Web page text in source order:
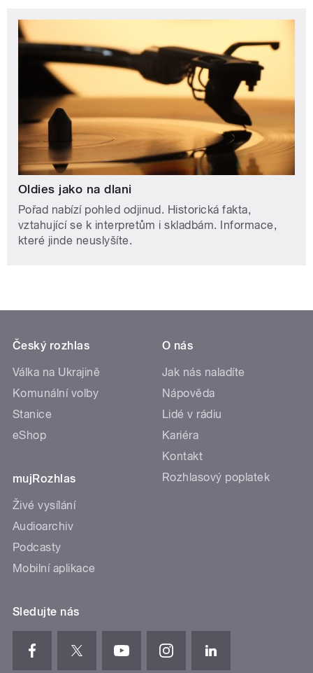
Oldies jako na dlani
Pořad nabízí pohled odjinud. Historická fakta,
vztahující se k interpretům i skladbám. Informace,
které jinde neuslyšíte.
Český rozhlas
Válka na Ukrajině
Komunální volby
Stanice
eShop
mujRozhlas
Živé vysílání
Audioarchiv
Podcasty
Mobilní aplikace
O nás
Jak nás naladíte
Nápověda
Lidé v rádiu
Kariéra
Kontakt
Rozhlasový poplatek
Sledujte nás